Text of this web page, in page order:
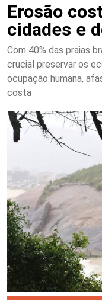
Erosão
cidades e
Com 40% das praias
crucial preservar os
ocupação humana,
costa